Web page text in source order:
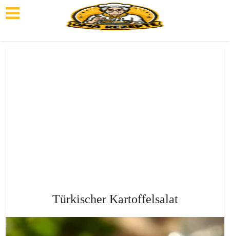
Türkischer Kartoffelsalat